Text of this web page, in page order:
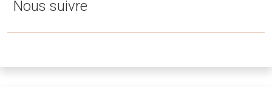
esprit de responsabilité mutuelle, la sécurité sanitaire (voir